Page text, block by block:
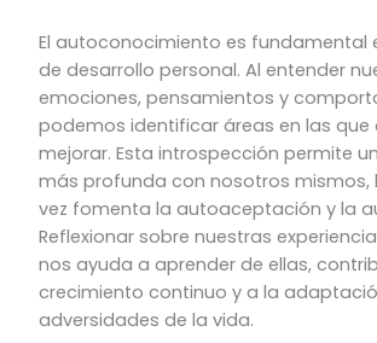
El autoconocimiento es fundamental
de desarrollo personal. Al entender
emociones, pensamientos y
podemos identificar áreas en las que
mejorar. Esta introspección permite
más profunda con nosotros mismos,
vez fomenta la autoaceptación y la
Reflexionar sobre nuestras
nos ayuda a aprender de ellas,
crecimiento continuo y a la
adversidades de la vida.